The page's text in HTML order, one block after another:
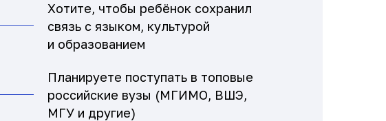
Планируете поступать в топовые
российские вузы (МГИМО, ВШЭ,
МГУ и другие)
Хотите, чтобы ребёнок сохранил
связь с языком, культурой
и образованием